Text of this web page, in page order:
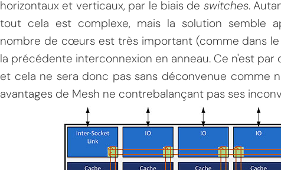
horizontaux et verticaux, par le biais de switches.
tout cela est complexe, mais la solution semble
nombre de cœurs est très important (comme dans
la précédente interconnexion en anneau. Ce n'est
et cela ne sera donc pas sans déconvenue comme
avantages de Mesh ne contrebalançant pas ses